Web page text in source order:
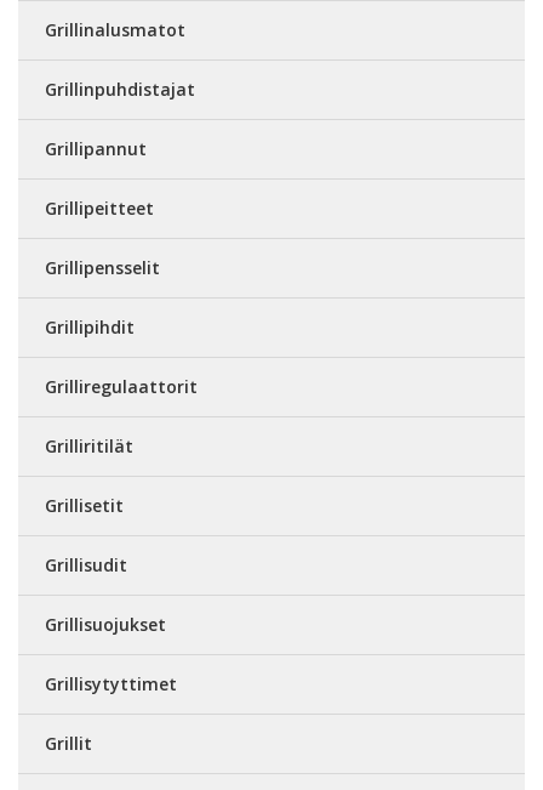
Grillinalusmatot
Grillinpuhdistajat
Grillipannut
Grillipeitteet
Grillipensselit
Grillipihdit
Grilliregulaattorit
Grilliritilät
Grillisetit
Grillisudit
Grillisuojukset
Grillisytyttimet
Grillit